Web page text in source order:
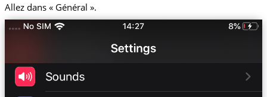
Allez dans « Général ».